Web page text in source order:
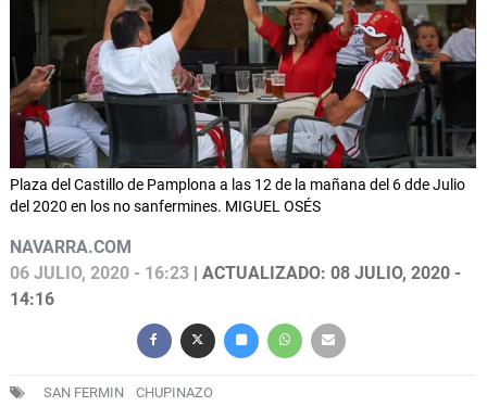
Plaza del Castillo de Pamplona a las 12 de la mañana del 6 dde Julio
del 2020 en los no sanfermines. MIGUEL OSÉS
NAVARRA.COM
06 JULIO, 2020 - 16:23 | ACTUALIZADO: 08 JULIO, 2020 -
14:16
SAN FERMIN CHUPINAZO